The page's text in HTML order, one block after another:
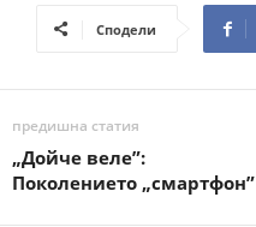
Сподели
предишна статия
„Дойче веле”:
Поколението „смартфон”